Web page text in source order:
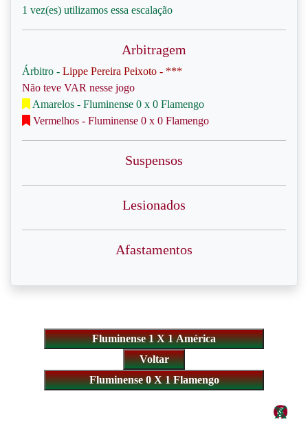
1 vez(es) utilizamos essa escalação
Arbitragem
Árbitro - Lippe Pereira Peixoto - ***
Não teve VAR nesse jogo
Amarelos - Fluminense 0 x 0 Flamengo
Vermelhos - Fluminense 0 x 0 Flamengo
Suspensos
Lesionados
Afastamentos